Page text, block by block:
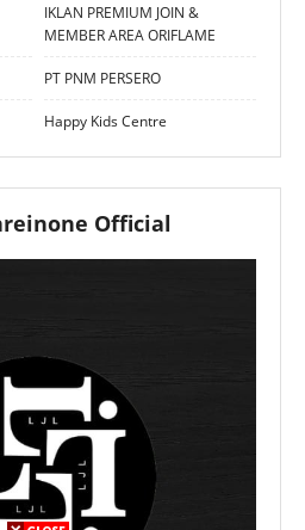
IKLAN PREMIUM JOIN &
MEMBER AREA ORIFLAME
PT PNM PERSERO
Happy Kids Centre
Official